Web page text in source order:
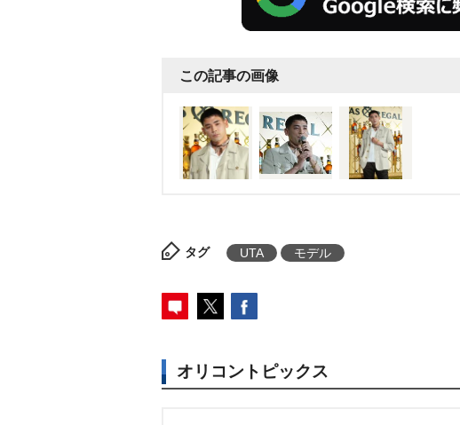
この記事の画像
タグ UTA モデル
オリコントピックス